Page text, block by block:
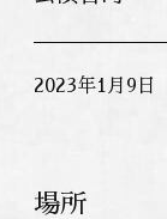
2023年1月9日
場所